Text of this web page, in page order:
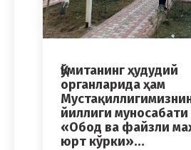
Қўмитанинг ҳудудий
органларида ҳам
йиллиги
«Обод ва файзли
юрт кўрки»…